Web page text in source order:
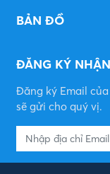
BẢN ĐỒ
ĐĂNG KÝ
Đăng ký Email
sẽ gửi cho quý vị.